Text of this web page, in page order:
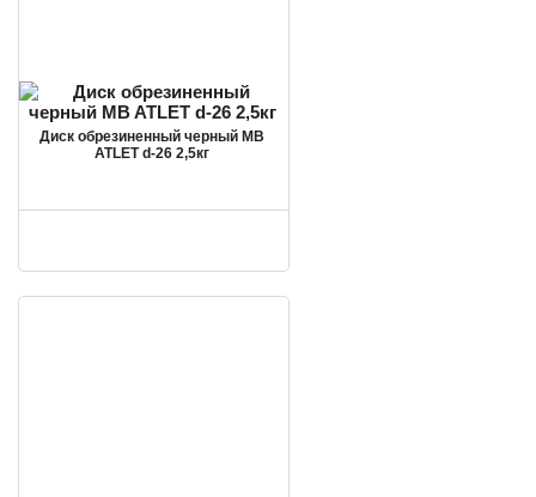
Диск обрезиненный черный MB
ATLET d-26 2,5кг